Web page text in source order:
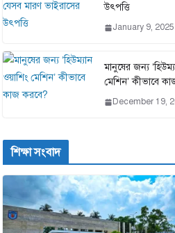
উৎপত্তি
January 9, 2025
মানুষের জন্য
মেশিন’ কীভাবে
December 19,
শিক্ষা সংবাদ